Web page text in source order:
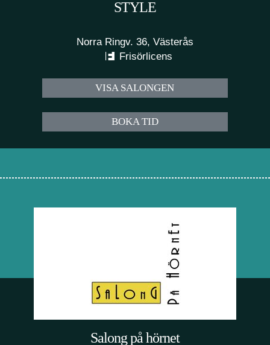
STYLE
Norra Ringv. 36, Västerås
Frisörlicens
VISA SALONGEN
BOKA TID
Salong på hörnet